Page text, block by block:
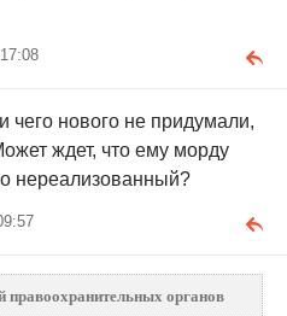
чего нового не придумали,
ждет, что ему морду
нереализованный?
правоохранительных органов